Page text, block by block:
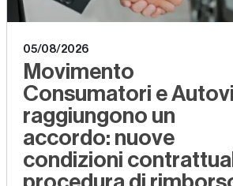
05/08/2026
Movimento
Consumatori e
raggiungono un
accordo: nuove
condizioni